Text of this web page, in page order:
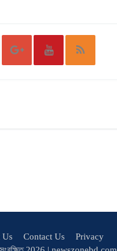
Us Contact Us
Privacy